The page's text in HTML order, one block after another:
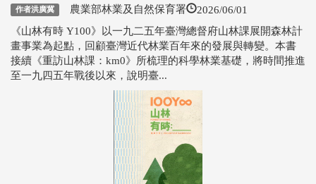
作者洪廣冀 農業部林業及自然保育署 2026/06/01
《山林有時 Y100》以一九二五年臺灣總督府山林課展開森林計
畫事業為起點，回顧臺灣近代林業百年來的發展與轉變。本書
接續《重訪山林課：km0》所梳理的科學林業基礎，將時間推進
至一九四五年戰後以來，說明臺...